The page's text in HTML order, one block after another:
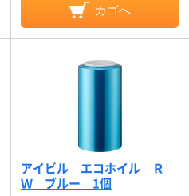
カゴへ
アイビル エコホイル Ｒ
Ｗ ブルー 1個